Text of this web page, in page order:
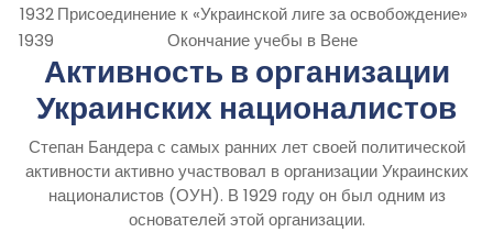
1932 Присоединение к «Украинской лиге за освобождение»
1939
Окончание учебы в Вене
Активность в организации
Украинских националистов
Степан Бандера с самых ранних лет своей политической
активности активно участвовал в организации Украинских
националистов (ОУН). В 1929 году он был одним из
основателей этой организации.